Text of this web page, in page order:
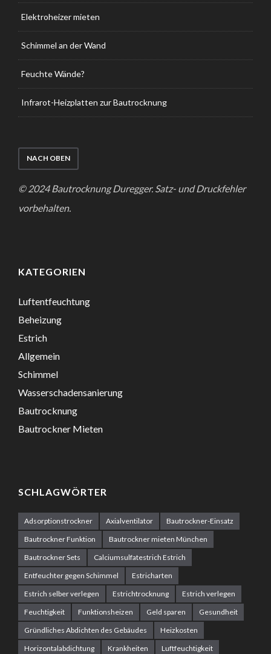
Elektroheizer mieten
Schimmel an der Wand
Feuchte Wände?
Infrarot-Heizplatten zur Bautrocknung
NACH OBEN
© 2024 Bautrocknung Duregger. Satz- und Druckfehler
vorbehalten.
KATEGORIEN
Luftentfeuchtung
Beheizung
Estrich
Allgemein
Schimmel
Wasserschadensanierung
Bautrocknung
Bautrockner Mieten
SCHLAGWÖRTER
Adsorptionstrockner Axialventilator
Bautrockner-Einsatz
Bautrockner Funktion
Bautrockner mieten München
Bautrockner Sets
Calciumsulfatestrich Estrich
Entfeuchter gegen Schimmel
Estricharten
Estrich selber verlegen
Estrichtrocknung
Estrich verlegen
Feuchtigkeit
Funktionsheizen Geld sparen
Gesundheit
Gründliches Abdichten des Gebäudes
Heizkosten
Horizontalabdichtung
Krankheiten Luftfeuchtigkeit